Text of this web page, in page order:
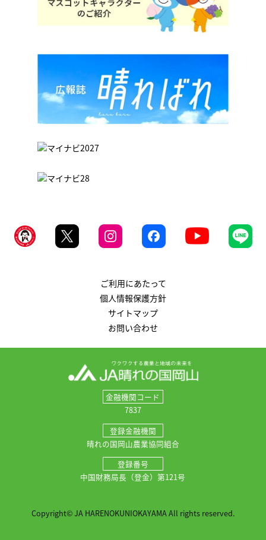
ご利用にあたって
個人情報保護方針
サイトマップ
お問い合わせ
金融機関コード
7837
登録金融機関
晴れの国岡山農業協同組合
登録番号
中国財務局長（登金）第121号
Copyright© JA HARENOKUNIOKAYAMA All rights reserved.